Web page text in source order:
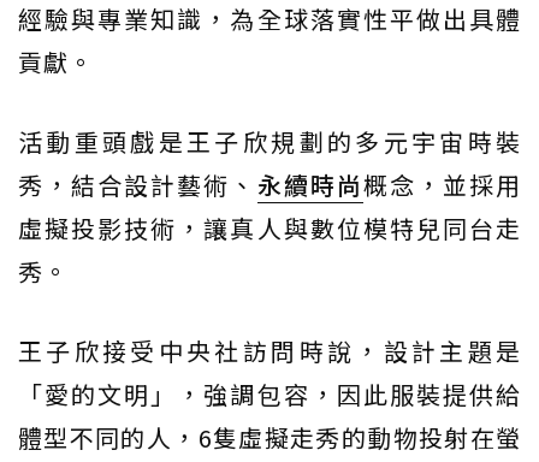
經驗與專業知識，為全球落實性平做出具體
貢獻。
活動重頭戲是王子欣規劃的多元宇宙時裝
秀，結合設計藝術、 永續時尚概念，並採用
虛擬投影技術，讓真人與數位模特兒同台走
秀。
王子欣接受中央社訪問時說，設計主題是
「愛的文明」，強調包容，因此服裝提供給
體型不同的人，6隻虛擬走秀的動物投射在螢